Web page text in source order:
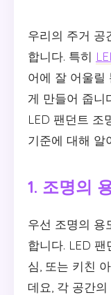
우리의 주거 공
합니다. 특히
어에 잘 어울릴
게 만들어 줍니
LED 팬던트 조
기준에 대해 알
1. 조명의
우선 조명의 용
합니다. LED
심, 또는 키친
데요, 각 공간